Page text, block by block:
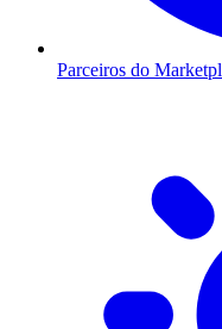
Parceiros do